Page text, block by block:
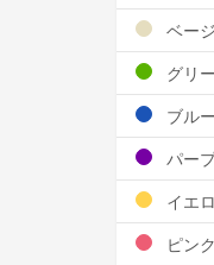
ベー
グリ
ブル
パー
イエ
ピン